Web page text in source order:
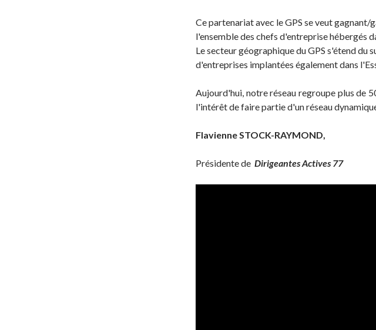
Ce partenariat avec le GPS se veut
l'ensemble des chefs d'entreprise hébergés
Le secteur géographique du GPS s'étend du
d'entreprises implantées également dans
Aujourd'hui, notre réseau regroupe plus de
l'intérêt de faire partie d'un réseau
Flavienne STOCK-RAYMOND,
Présidente de Dirigeantes Actives 77